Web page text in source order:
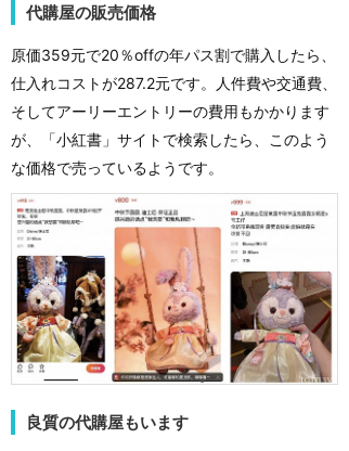
代購屋の販売価格
原価359元で20％offの年パス割で購入したら、
仕入れコストが287.2元です。人件費や交通費、
そしてアーリーエントリーの費用もかかります
が、「小紅書」サイトで検索したら、このよう
な価格で売っているようです。
良質の代購屋もいます